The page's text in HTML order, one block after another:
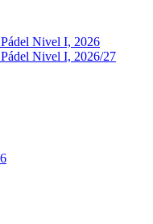
Nivel I, 2026
Nivel I, 2026/27